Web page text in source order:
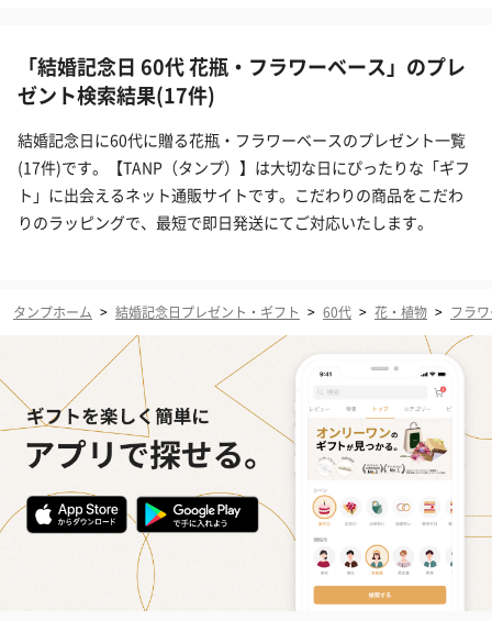
「結婚記念日 60代 花瓶・フラワーベース」のプレ
ゼント検索結果(17件)
結婚記念日に60代に贈る花瓶・フラワーベースのプレゼント一覧
(17件)です。【TANP（タンプ）】は大切な日にぴったりな「ギフ
ト」に出会えるネット通販サイトです。こだわりの商品をこだわ
りのラッピングで、最短で即日発送にてご対応いたします。
タンプホーム > 結婚記念日プレゼント・ギフト > 60代 > 花・植物 > フラ